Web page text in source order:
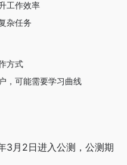
工作效率
杂任务
方式
，可能需要学习曲线
3月2日进入公测，公测期